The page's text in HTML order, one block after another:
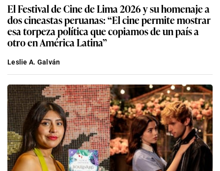
El Festival de Cine de Lima 2026 y su homenaje a
dos cineastas peruanas: “El cine permite mostrar
esa torpeza política que copiamos de un país a
otro en América Latina”
Leslie A. Galván